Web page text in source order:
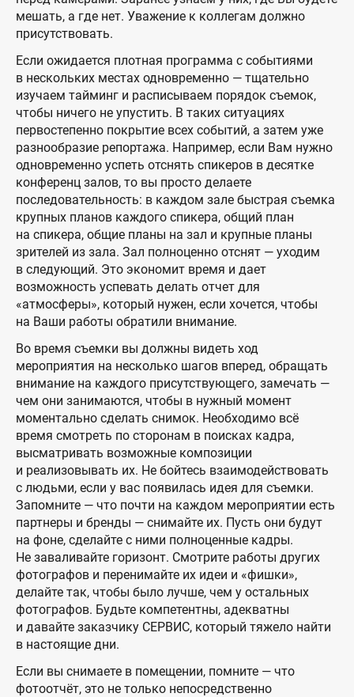
мешать, а где нет. Уважение к коллегам должно
присутствовать.
Если ожидается плотная программа с событиями
в нескольких местах одновременно — тщательно
изучаем тайминг и расписываем порядок съемок,
чтобы ничего не упустить. В таких ситуациях
первостепенно покрытие всех событий, а затем уже
разнообразие репортажа. Например, если Вам нужно
одновременно успеть отснять спикеров в десятке
конференц залов, то вы просто делаете
последовательность: в каждом зале быстрая съемка
крупных планов каждого спикера, общий план
на спикера, общие планы на зал и крупные планы
зрителей из зала. Зал полноценно отснят — уходим
в следующий. Это экономит время и дает
возможность успевать делать отчет для
«атмосферы», который нужен, если хочется, чтобы
на Ваши работы обратили внимание.
Во время съемки вы должны видеть ход
мероприятия на несколько шагов вперед, обращать
внимание на каждого присутствующего, замечать —
чем они занимаются, чтобы в нужный момент
моментально сделать снимок. Необходимо всё
время смотреть по сторонам в поисках кадра,
высматривать возможные композиции
и реализовывать их. Не бойтесь взаимодействовать
с людьми, если у вас появилась идея для съемки.
Запомните — что почти на каждом мероприятии есть
партнеры и бренды — снимайте их. Пусть они будут
на фоне, сделайте с ними полноценные кадры.
Не заваливайте горизонт. Смотрите работы других
фотографов и перенимайте их идеи и «фишки»,
делайте так, чтобы было лучше, чем у остальных
фотографов. Будьте компетентны, адекватны
и давайте заказчику СЕРВИС, который тяжело найти
в настоящие дни.
Если вы снимаете в помещении, помните — что
фотоотчёт, это не только непосредственно